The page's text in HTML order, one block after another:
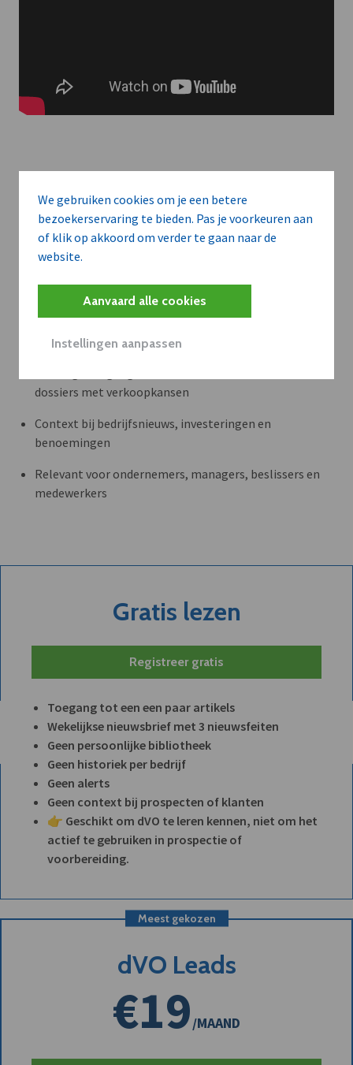
We gebruiken cookies om je een betere
bezoekerservaring te bieden. Pas je voorkeuren aan
of klik op akkoord om verder te gaan naar de
website.
Aanvaard alle cookies
Instellingen aanpassen
Meer context. Dieper begrip.
Artikels zoals deze brengen het nieuws.
zakelijke context — met inzicht in sectoren, bedrijven en
strategische bewegingen.
WAAROM BEDRIJVEN DVO GEBRUIKEN
dossiers met verkoopkansen
Context bij bedrijfsnieuws, investeringen en
benoemingen
Relevant voor ondernemers, managers, beslissers en
medewerkers
Gratis lezen
Registreer gratis
Toegang tot een een paar artikels
Wekelijkse nieuwsbrief met 3 nieuwsfeiten
Geen persoonlijke bibliotheek
Geen historiek per bedrijf
Geen alerts
Geen context bij prospecten of klanten
👉 Geschikt om dVO te leren kennen, niet om het
actief te gebruiken in prospectie of
voorbereiding.
Meest gekozen
dVO Leads
€19/MAAND